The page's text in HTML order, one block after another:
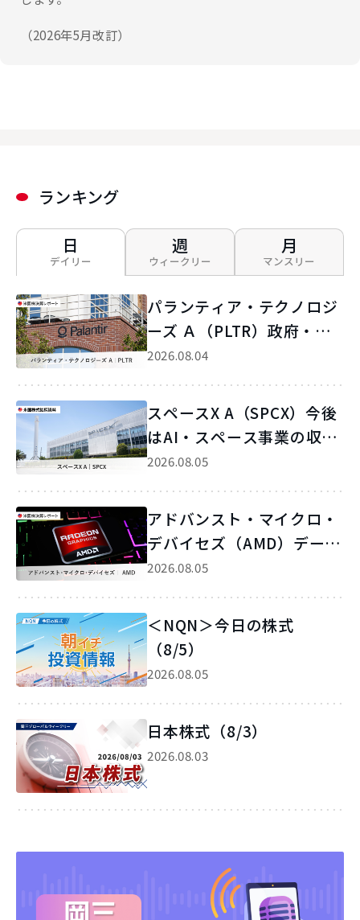
（2026年5月改訂）
ランキング
日
デイリー
週
ウィークリー
月
マンスリー
パランティア・テクノロジ
ーズ Ａ（PLTR）政府・商
業向けの両市場で大型案件
2026.08.04
スペースX A（SPCX）今後
はAI・スペース事業の収益
性改善が焦点に
2026.08.05
アドバンスト・マイクロ・
デバイセズ（AMD）データ
センター事業が業績をけん
2026.08.05
＜NQN＞今日の株式
（8/5）
2026.08.05
日本株式（8/3）
2026.08.03